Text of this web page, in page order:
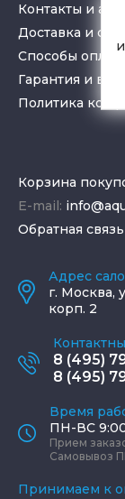
Контакты и
Доставка и
Способы оплаты
Гарантия и
Политика
Корзина
E-mail:
Обратная связь
Адрес
г. Москва,
корп. 2
8 (495)
8 (495)
Время
ПН-ВС
Прием
Самовывоз
Принимаем к